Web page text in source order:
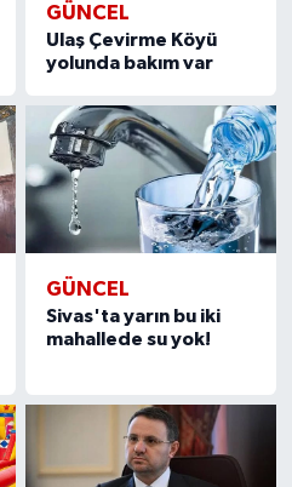
GÜNCEL
Ulaş Çevirme Köyü
yolunda bakım var
GÜNCEL
Sivas'ta yarın bu iki
mahallede su yok!